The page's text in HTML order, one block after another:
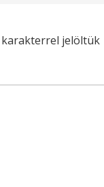
karakterrel jelöltük